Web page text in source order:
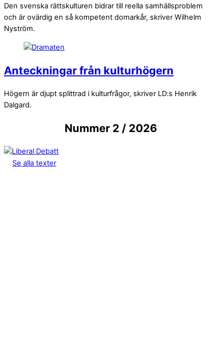
Den svenska rättskulturen bidrar till reella samhällsproblem
och är ovärdig en så kompetent domarkår, skriver Wilhelm
Nyström.
Anteckningar från kulturhögern
Högern är djupt splittrad i kulturfrågor, skriver LD:s Henrik
Dalgard.
Nummer 2 / 2026
Se alla texter